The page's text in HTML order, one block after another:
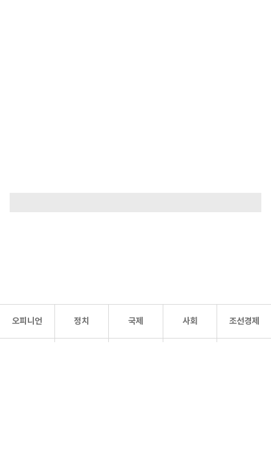
오피니언 정치 국제 사회 조선경제